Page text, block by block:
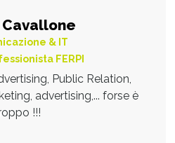
Cavallone
& IT
FERPI
Public Relation,
advertising,... forse è
!!!